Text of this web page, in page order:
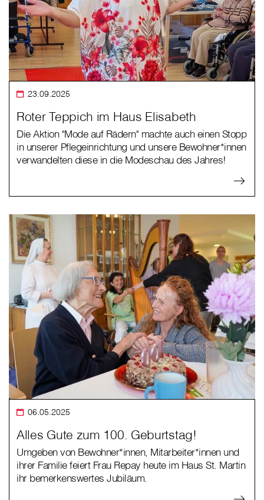
23.09.2025
Roter Teppich im Haus Elisabeth
Die Aktion "Mode auf Rädern" machte auch einen Stopp
in unserer Pflegeinrichtung und unsere Bewohner*innen
verwandelten diese in die Modeschau des Jahres!
06.05.2025
Alles Gute zum 100. Geburtstag!
Umgeben von Bewohner*innen, Mitarbeiter*innen und
ihrer Familie feiert Frau Repay heute im Haus St. Martin
ihr bemerkenswertes Jubiläum.